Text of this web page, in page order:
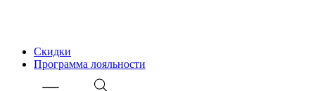
Скидки
Программа лояльности